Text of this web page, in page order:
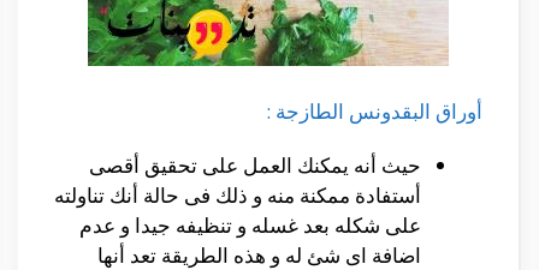
أوراق البقدونس الطازجة :
حيث أنه يمكنك العمل على تحقيق أقصى
أستفادة ممكنة منه و ذلك فى حالة أنك تناولته
على شكله بعد غسله و تنظيفه جيدا و عدم
اضافة اى شئ له و هذه الطريقة تعد أنها